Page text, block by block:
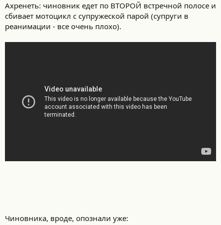
Ахренеть: чиновник едет по ВТОРОЙ встречной полосе и
сбивает мотоцикл с супружеской парой (супруги в
реанимации - все очень плохо).
Чиновника, вроде, опознали уже: